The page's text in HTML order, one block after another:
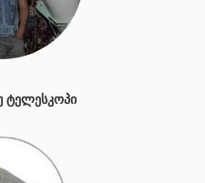
ᲢᲔᲚᲔᲡᲙᲝᲞᲘ